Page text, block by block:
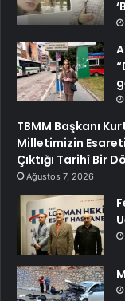
TBMM Başkanı
Milletimizin
Çıktığı Tarihî Bir
Ağustos 7, 2026